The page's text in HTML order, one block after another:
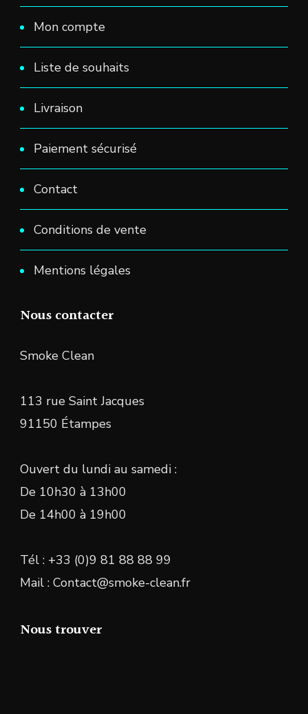
Mon compte
Liste de souhaits
Livraison
Paiement sécurisé
Contact
Conditions de vente
Mentions légales
Nous contacter
Smoke Clean
113 rue Saint Jacques
91150 Étampes
Ouvert du lundi au samedi :
De 10h30 à 13h00
De 14h00 à 19h00
Tél : +33 (0)9 81 88 88 99
Mail : Contact@smoke-clean.fr
Nous trouver